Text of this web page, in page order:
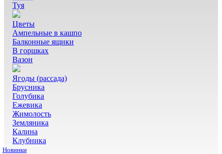
Туя
Цветы
Ампельные в кашпо
Балконные ящики
В горшках
Вазон
Ягоды (рассада)
Брусника
Голубика
Ежевика
Жимолость
Земляника
Калина
Клубника
Новинки